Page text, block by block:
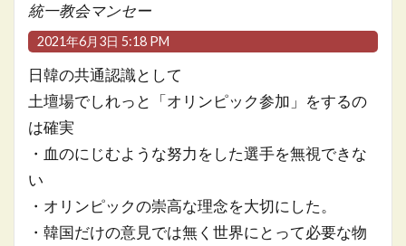
統一教会マンセー
2021年6月3日 5:18 PM
日韓の共通認識として
土壇場でしれっと「オリンピック参加」をするの
は確実
・血のにじむような努力をした選手を無視できな
い
・オリンピックの崇高な理念を大切にした。
・韓国だけの意見では無く世界にとって必要な物